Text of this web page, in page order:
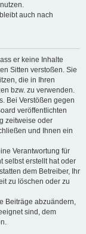
auch nach
er keine Inhalte
Sitten verstoßen. Sie
die in Ihren
bzw. zu verwenden.
Bei Verstößen gegen
veröffentlichten
zeitweise oder
und Ihnen ein
Verantwortung für
selbst erstellt hat oder
dem Betreiber, Ihr
zu löschen oder zu
Beiträge abzuändern,
sind, dem